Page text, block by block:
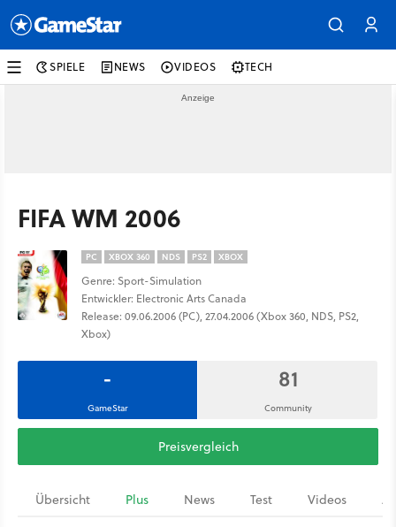
SPIELE NEWS VIDEOS TECH
FIFA WM 2006
PC XBOX 360 NDS PS2 XBOX
Genre: Sport-Simulation
Entwickler: Electronic Arts Canada
Release: 09.06.2006 (PC), 27.04.2006 (Xbox 360, NDS, PS2,
Xbox)
-
GameStar
81
Community
Preisvergleich
Übersicht Plus News Test Videos